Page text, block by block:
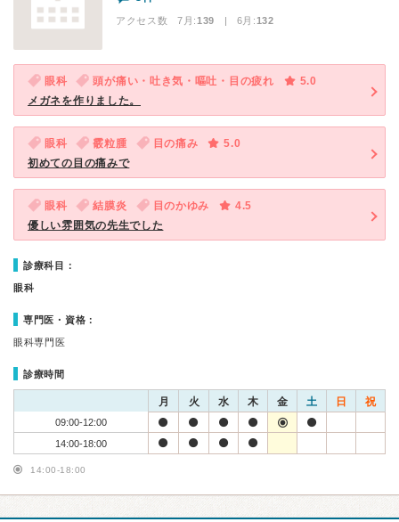
アクセス数 7月:139 | 6月:132
眼科 頭が痛い・吐き気・嘔吐・目の疲れ
5.0
メガネを作りました。
眼科 霰粒腫 目の痛み
5.0
初めての目の痛みで
眼科 結膜炎 目のかゆみ
4.5
優しい雰囲気の先生でした
診療科目：
眼科
専門医・資格：
眼科専門医
診療時間
月 火 水 木 金 土 日 祝
09:00-12:00
14:00-18:00
14:00-18:00